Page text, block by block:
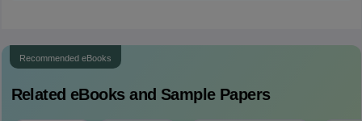
Recommended eBooks
Related eBooks and Sample Papers